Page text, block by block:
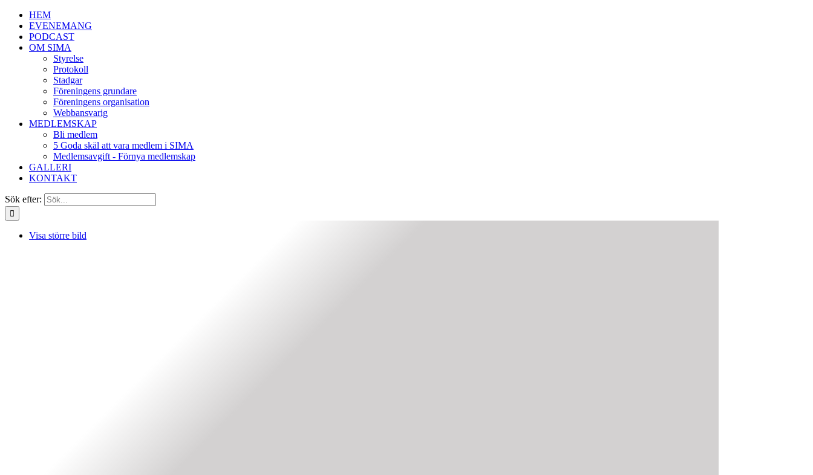
HEM
EVENEMANG
PODCAST
OM SIMA
Styrelse
Protokoll
Stadgar
Föreningens grundare
Föreningens organisation
Webbansvarig
MEDLEMSKAP
Bli medlem
5 Goda skäl att vara medlem i SIMA
Medlemsavgift - Förnya medlemskap
GALLERI
KONTAKT
Sök efter:
Visa större bild